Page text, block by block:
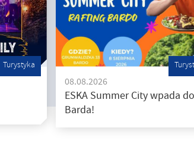
Turystyka
08.08.2026
ESKA Summer City wpada do
Barda!